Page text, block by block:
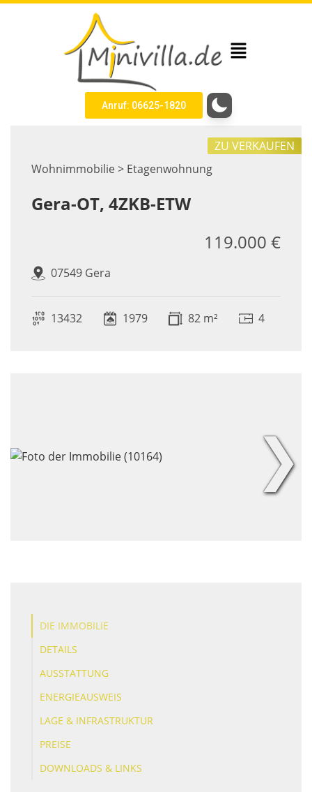
Anruf: 06625-1820
Wohnimmobilie > Etagenwohnung
ZU VERKAUFEN
Gera-OT, 4ZKB-ETW
07549 Gera
119.000 €
13432 1979 82 m² 4
❯
DIE IMMOBILIE
DETAILS
AUSSTATTUNG
ENERGIEAUSWEIS
LAGE & INFRASTRUKTUR
PREISE
DOWNLOADS & LINKS